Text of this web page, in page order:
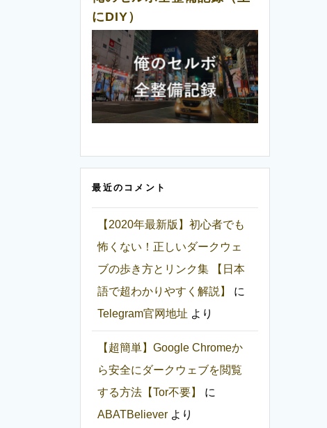
にDIY）
最近のコメント
【2020年最新版】初心者でも
怖くない！正しいダークウェ
ブの歩き方とリンク集 【日本
語で超わかりやすく解説】
に
Telegram官网地址 より
【超簡単】Google Chromeか
ら安全にダークウェブを閲覧
する方法【Tor不要】
に
ABATBeliever より